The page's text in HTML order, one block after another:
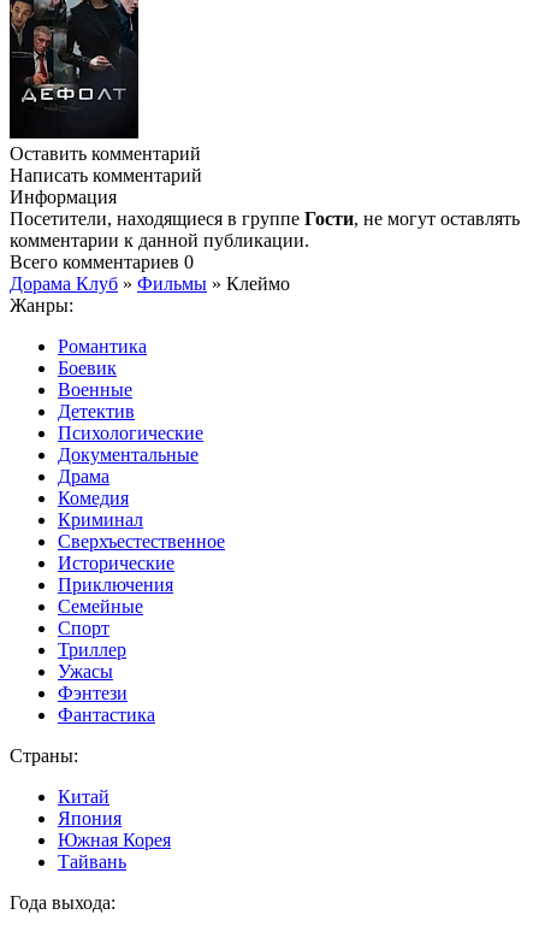
Оставить комментарий
Написать комментарий
Информация
Посетители, находящиеся в группе Гости, не могут оставлять
комментарии к данной публикации.
Всего комментариев 0
Дорама Клуб » Фильмы » Клеймо
Жанры:
Романтика
Боевик
Военные
Детектив
Психологические
Документальные
Драма
Комедия
Криминал
Сверхъестественное
Исторические
Приключения
Семейные
Спорт
Триллер
Ужасы
Фэнтези
Фантастика
Страны:
Китай
Япония
Южная Корея
Тайвань
Года выхода: